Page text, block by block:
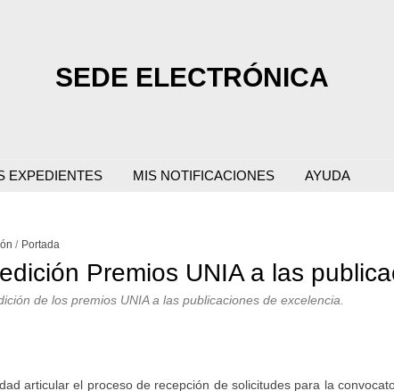
SEDE ELECTRÓNICA
EXPEDIENTES MIS NOTIFICACIONES AYUDA
Portada
Premios UNIA a las
de los premios UNIA a las publicaciones de excelencia.
articular el proceso de recepción de solicitudes para la